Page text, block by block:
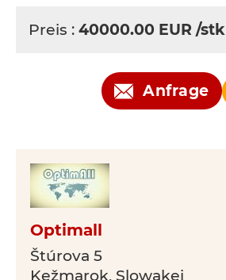
Preis : 40000.00 EUR /stk
Anfrage
Optimall
Štúrova 5
Kežmarok, Slowakei